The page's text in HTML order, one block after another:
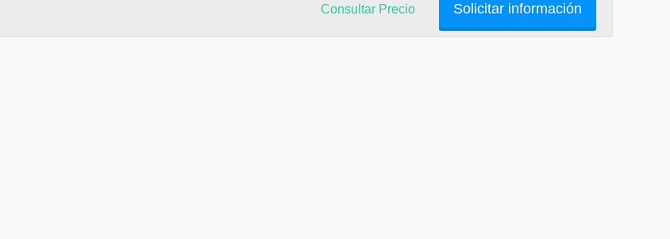
Solicitar información
Consultar Precio